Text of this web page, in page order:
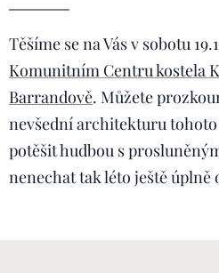
Těšíme se na Vás v sobotu
Komunitním Centru kostela
Barrandově. Můžete
nevšední architekturu
potěšit hudbou s
nenechat tak léto ještě úplně